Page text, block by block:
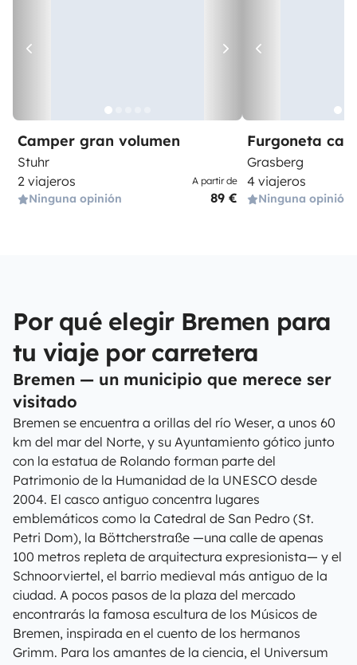
Camper gran volumen
Stuhr
2 viajeros
Ninguna opinión
A partir de
89 €
Furgoneta
Grasberg
4 viajeros
Ninguna opinión
Por qué elegir Bremen para
tu viaje por carretera
Bremen — un municipio que merece ser
visitado
Bremen se encuentra a orillas del río Weser, a unos 60
km del mar del Norte, y su Ayuntamiento gótico junto
con la estatua de Rolando forman parte del
Patrimonio de la Humanidad de la UNESCO desde
2004. El casco antiguo concentra lugares
emblemáticos como la Catedral de San Pedro (St.
Petri Dom), la Böttcherstraße —una calle de apenas
100 metros repleta de arquitectura expresionista— y el
Schnoorviertel, el barrio medieval más antiguo de la
ciudad. A pocos pasos de la plaza del mercado
encontrarás la famosa escultura de los Músicos de
Bremen, inspirada en el cuento de los hermanos
Grimm. Para los amantes de la ciencia, el Universum